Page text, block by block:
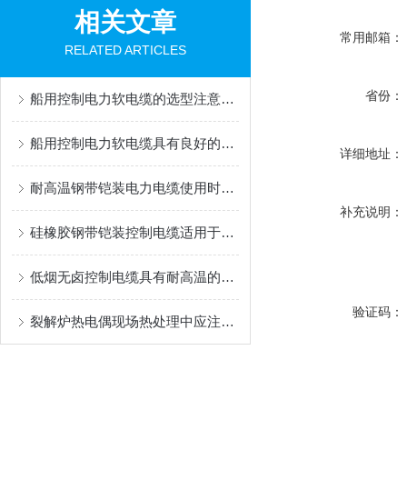
相关文章
RELATED ARTICLES
船用控制电力软电缆的选型注意事项
船用控制电力软电缆具有良好的电气性能
耐高温钢带铠装电力电缆使用时需注意以下几点
硅橡胶钢带铠装控制电缆适用于各种工业自动化领域
低烟无卤控制电缆具有耐高温的特点
裂解炉热电偶现场热处理中应注意下列情况
常用邮箱：
省份：
详细地址：
补充说明：
验证码：